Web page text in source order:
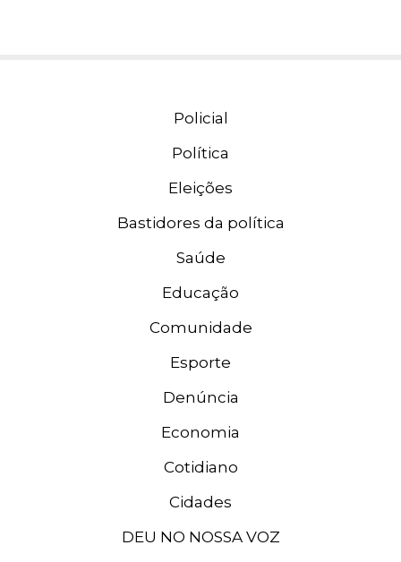
Policial
Política
Eleições
Bastidores da política
Saúde
Educação
Comunidade
Esporte
Denúncia
Economia
Cotidiano
Cidades
DEU NO NOSSA VOZ